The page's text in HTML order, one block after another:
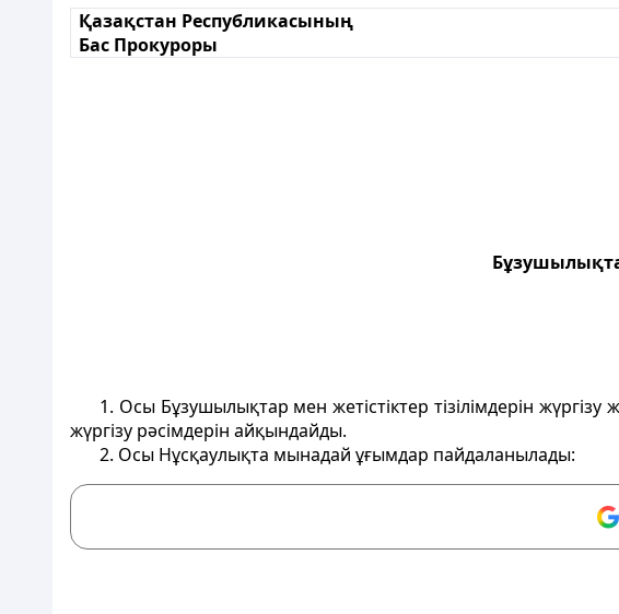
Қазақстан Республикасының
Бас Прокуроры
1. Осы Бұзушылықтар мен жетістіктер тізілімдерін жүргізу
жүргізу рәсімдерін айқындайды.
2. Осы Нұсқаулықта мынадай ұғымдар пайдаланылады: